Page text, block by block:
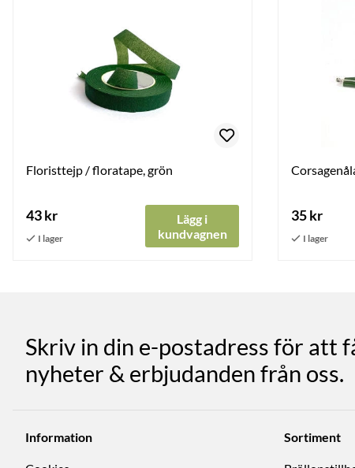
Floristtejp / floratape, grön
43 kr
Lägg i
kundvagnen
35 kr
Skriv in din e-postadress för att
nyheter & erbjudanden från oss.
Information Sortiment